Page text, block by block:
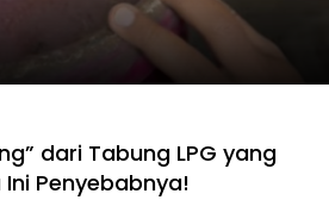
dari Tabung LPG yang
Penyebabnya!